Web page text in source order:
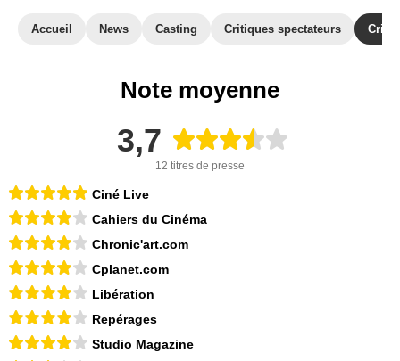
Accueil News Casting Critiques spectateurs
Note moyenne
3,7
12 titres de presse
Ciné Live
Cahiers du Cinéma
Chronic'art.com
Cplanet.com
Libération
Repérages
Studio Magazine